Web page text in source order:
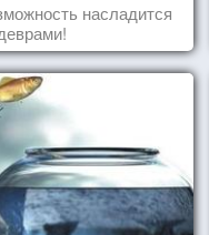
насладится